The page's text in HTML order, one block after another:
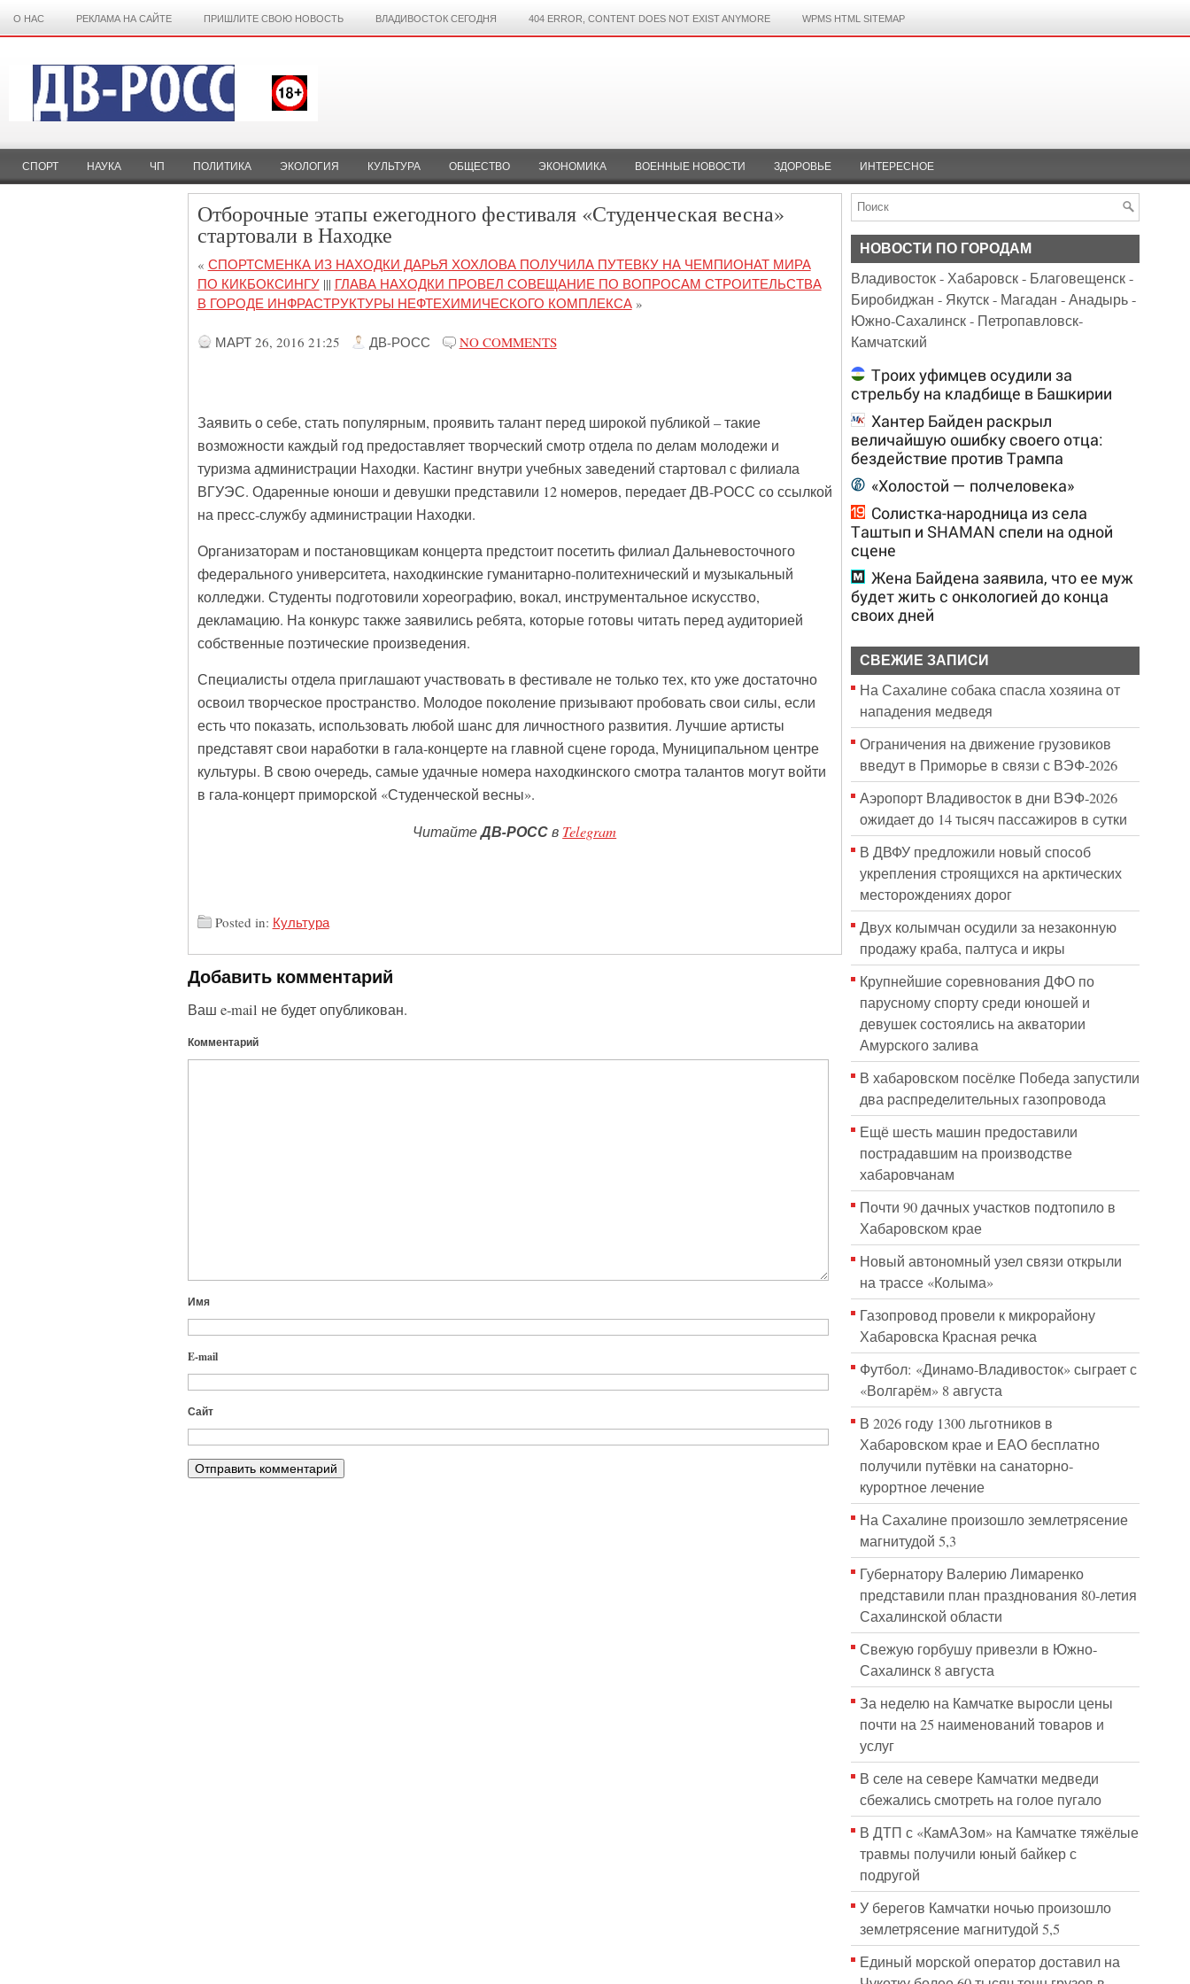
О НАС РЕКЛАМА НА САЙТЕ ПРИШЛИТЕ СВОЮ НОВОСТЬ ВЛАДИВОСТОК СЕГОДНЯ 404 ERROR, CONTENT DOES NOT EXIST ANYMORE WPMS HTML SITEMAP
СПОРТ НАУКА ЧП ПОЛИТИКА ЭКОЛОГИЯ КУЛЬТУРА ОБЩЕСТВО ЭКОНОМИКА ВОЕННЫЕ НОВОСТИ ЗДОРОВЬЕ ИНТЕРЕСНОЕ
Отборочные этапы ежегодного фестиваля «Студенческая весна»
стартовали в Находке
« СПОРТСМЕНКА ИЗ НАХОДКИ ДАРЬЯ ХОХЛОВА ПОЛУЧИЛА ПУТЕВКУ НА ЧЕМПИОНАТ МИРА
ПО КИКБОКСИНГУ||| ГЛАВА НАХОДКИ ПРОВЕЛ СОВЕЩАНИЕ ПО ВОПРОСАМ СТРОИТЕЛЬСТВА
В ГОРОДЕ ИНФРАСТРУКТУРЫ НЕФТЕХИМИЧЕСКОГО КОМПЛЕКСА»
МАРТ 26, 2016 21:25 ДВ-РОСС NO COMMENTS
Заявить о себе, стать популярным, проявить талант перед широкой публикой – такие
возможности каждый год предоставляет творческий смотр отдела по делам молодежи и
туризма администрации Находки. Кастинг внутри учебных заведений стартовал с филиала
ВГУЭС. Одаренные юноши и девушки представили 12 номеров, передает ДВ-РОСС со ссылкой
на пресс-службу администрации Находки.
Организаторам и постановщикам концерта предстоит посетить филиал Дальневосточного
федерального университета, находкинские гуманитарно-политехнический и музыкальный
колледжи. Студенты подготовили хореографию, вокал, инструментальное искусство,
декламацию. На конкурс также заявились ребята, которые готовы читать перед аудиторией
собственные поэтические произведения.
Специалисты отдела приглашают участвовать в фестивале не только тех, кто уже достаточно
освоил творческое пространство. Молодое поколение призывают пробовать свои силы, если
есть что показать, использовать любой шанс для личностного развития. Лучшие артисты
представят свои наработки в гала-концерте на главной сцене города, Муниципальном центре
культуры. В свою очередь, самые удачные номера находкинского смотра талантов могут войти
в гала-концерт приморской «Студенческой весны».
ЧитайтеДВ-РОССв Telegram
Posted in: Культура
Добавить комментарий
Ваш e-mail не будет опубликован.
Комментарий
Имя
E-mail
Сайт
НОВОСТИ ПО ГОРОДАМ
Владивосток-Хабаровск- Благовещенск-
Биробиджан - Якутск- Магадан -Анадырь-
Южно-Сахалинск- Петропавловск-
Камчатский
Троих уфимцев осудили за
стрельбу на кладбище в Башкирии
Хантер Байден раскрыл
величайшую ошибку своего отца:
бездействие против Трампа
«Холостой — полчеловека»
Солистка-народница из села
Таштып и SHAMAN спели на одной
сцене
Жена Байдена заявила, что ее муж
будет жить с онкологией до конца
своих дней
СВЕЖИЕ ЗАПИСИ
На Сахалине собака спасла хозяина от
нападения медведя
Ограничения на движение грузовиков
введут в Приморье в связи с ВЭФ-2026
Аэропорт Владивосток в дни ВЭФ-2026
ожидает до 14 тысяч пассажиров в сутки
В ДВФУ предложили новый способ
укрепления строящихся на арктических
месторождениях дорог
Двух колымчан осудили за незаконную
продажу краба, палтуса и икры
Крупнейшие соревнования ДФО по
парусному спорту среди юношей и
девушек состоялись на акватории
Амурского залива
В хабаровском посёлке Победа запустили
два распределительных газопровода
Ещё шесть машин предоставили
пострадавшим на производстве
хабаровчанам
Почти 90 дачных участков подтопило в
Хабаровском крае
Новый автономный узел связи открыли
на трассе «Колыма»
Газопровод провели к микрорайону
Хабаровска Красная речка
Футбол: «Динамо-Владивосток» сыграет с
«Волгарём» 8 августа
В 2026 году 1300 льготников в
Хабаровском крае и ЕАО бесплатно
получили путёвки на санаторно-
курортное лечение
На Сахалине произошло землетрясение
магнитудой 5,3
Губернатору Валерию Лимаренко
представили план празднования 80-летия
Сахалинской области
Свежую горбушу привезли в Южно-
Сахалинск 8 августа
За неделю на Камчатке выросли цены
почти на 25 наименований товаров и
услуг
В селе на севере Камчатки медведи
сбежались смотреть на голое пугало
В ДТП с «КамАЗом» на Камчатке тяжёлые
травмы получили юный байкер с
подругой
У берегов Камчатки ночью произошло
землетрясение магнитудой 5,5
Единый морской оператор доставил на